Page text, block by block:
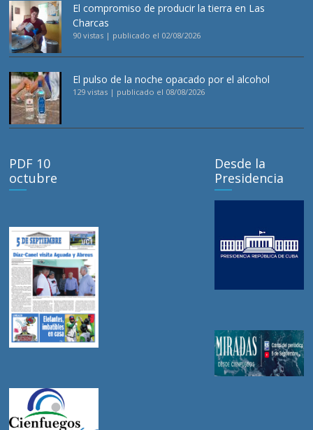
El compromiso de producir la tierra en Las
Charcas
90 vistas | publicado el 02/08/2026
El pulso de la noche opacado por el alcohol
129 vistas | publicado el 08/08/2026
PDF 10
octubre
Desde la
Presidencia